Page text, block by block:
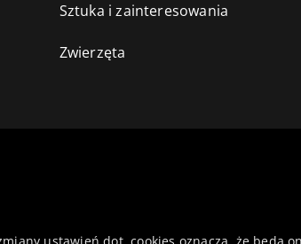
Sztuka i zainteresowania
Zwierzęta